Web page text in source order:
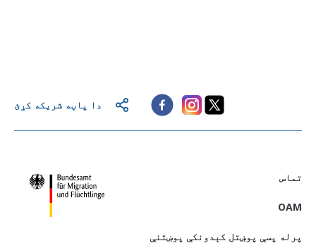
دا پاڼه شریکه کړئ
تماس
OAM
پرله پسې پوښتل کېدونکې پوښتنې